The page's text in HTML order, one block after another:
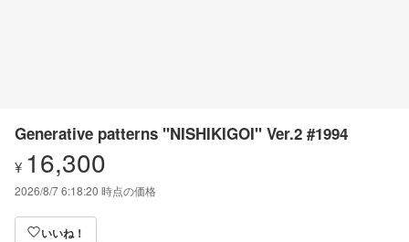
Generative patterns "NISHIKIGOI" Ver.2 #1994
¥ 16,300
2026/8/7 6:18:20 時点の価格
いいね！